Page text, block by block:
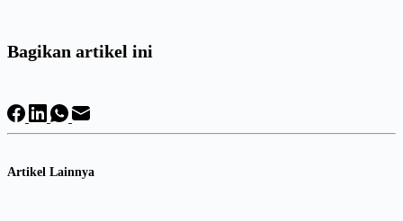
Bagikan artikel ini
Artikel Lainnya